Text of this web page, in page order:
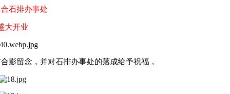
石排办事处
大开业
影留念，并对石排办事处的落成给予祝福，